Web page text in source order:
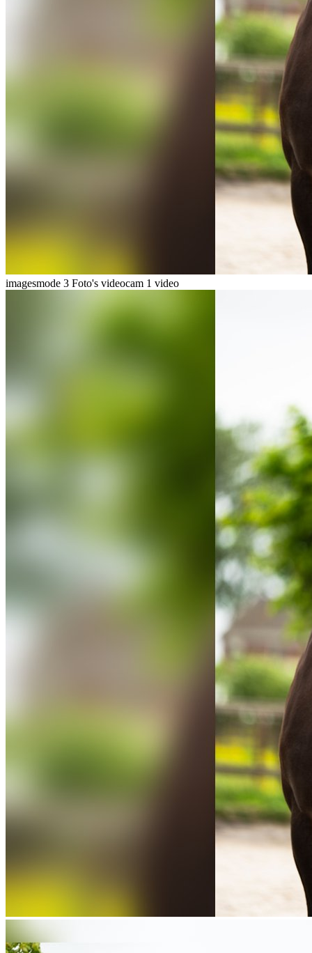
imagesmode 3 Foto's videocam 1 video